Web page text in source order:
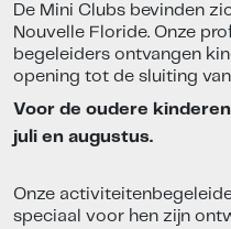
De Mini Clubs bevinden
Nouvelle Floride. Onze
begeleiders ontvangen
opening tot de sluiting
Voor de oudere
juli en augustus.
Onze
speciaal voor hen zijn